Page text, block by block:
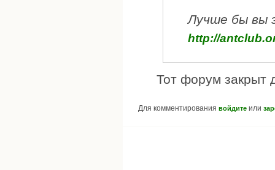
Лучше бы вы
http://
Тот форум закрыт
Для комментирования войдите или